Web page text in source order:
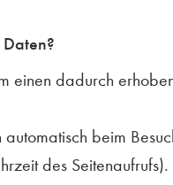
einen dadurch
beim
des